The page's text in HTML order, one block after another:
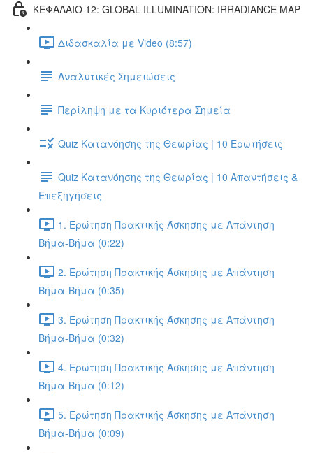
ΚΕΦΑΛΑΙΟ 12: GLOBAL ILLUMINATION: IRRADIANCE MAP
Διδασκαλία με Video (8:57)
Αναλυτικές Σημειώσεις
Περίληψη με τα Κυριότερα Σημεία
Quiz Κατανόησης της Θεωρίας | 10 Ερωτήσεις
Quiz Κατανόησης της Θεωρίας | 10 Απαντήσεις &
Επεξηγήσεις
1. Ερώτηση Πρακτικής Άσκησης με Απάντηση
Βήμα-Βήμα (0:22)
2. Ερώτηση Πρακτικής Άσκησης με Απάντηση
Βήμα-Βήμα (0:35)
3. Ερώτηση Πρακτικής Άσκησης με Απάντηση
Βήμα-Βήμα (0:32)
4. Ερώτηση Πρακτικής Άσκησης με Απάντηση
Βήμα-Βήμα (0:12)
5. Ερώτηση Πρακτικής Άσκησης με Απάντηση
Βήμα-Βήμα (0:09)